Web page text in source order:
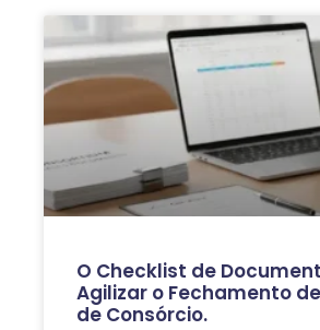
O Checklist de
Agilizar o Fechamento
de Consórcio.